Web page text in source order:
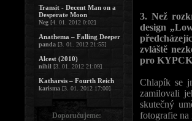
3. Než
design
zvláště
pro
Chlapík se
zamilovali
skutečný
fotografie
Transit - Decent Man on a
Desperate Moon
Neg [4. 01. 2012 0:02]
Anathema – Falling Deeper
panda [3. 01. 2012 21:55]
Alcest (2010)
nihil [3. 01. 2012 21:09]
Katharsis – Fourth Reich
karisma [3. 01. 2012 17:00]
Doporučujeme: